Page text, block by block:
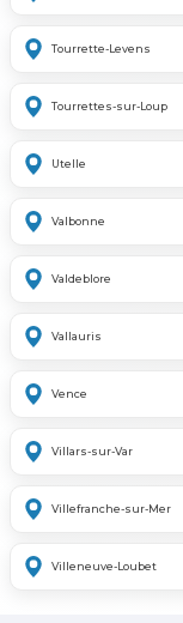
Tourrette-Levens
Tourrettes-sur-Loup
Utelle
Valbonne
Valdeblore
Vallauris
Vence
Villars-sur-Var
Villefranche-sur-Mer
Villeneuve-Loubet